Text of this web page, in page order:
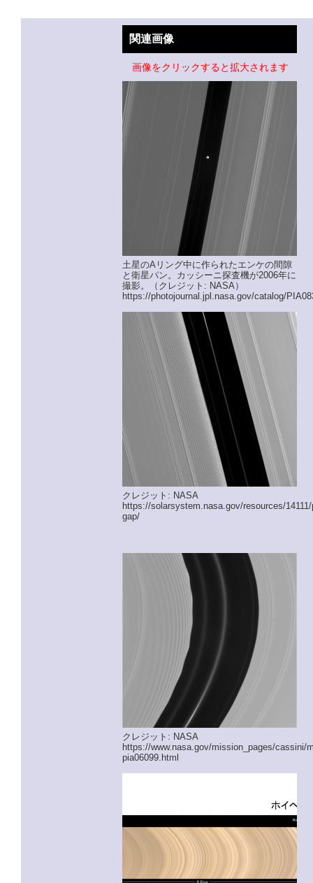
関連画像
画像をクリックすると拡大されます
土星のAリング中に作られたエンケの間隙
と衛星パン。カッシーニ探査機が2006年に
撮影。（クレジット: NASA）
https://photojournal.jpl.nasa.gov/catalog/
クレジット: NASA
https://solarsystem.nasa.gov/resources/
gap/
クレジット: NASA
https://www.nasa.gov/mission_pages/cassini/
pia06099.html